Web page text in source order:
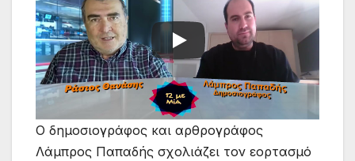
Ο δημοσιογράφος και αρθρογράφος
Λάμπρος Παπαδής σχολιάζει τον εορτασμό